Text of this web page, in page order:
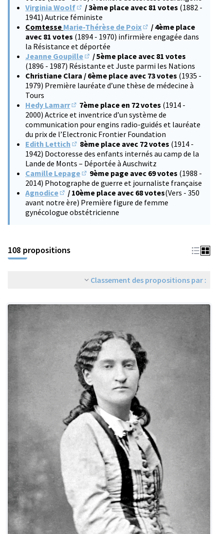
Virginia Woolf
(S'ouvre dans un nouvel onglet)
/ 3ème place avec 81 votes (1882 -
1941) Autrice féministe
Comtesse Marie-Thérèse de Poix
(S'ouvre dans un
/ 4ème place
avec 81 votes (1894 - 1970) infirmière engagée dans
la Résistance et déportée
Jeanne Goupille
(S'ouvre dans un nouvel onglet)
/ 5ème place avec 81 votes
(1896 - 1987) Résistante et Juste parmi les Nations
Christiane Clara / 6ème place avec 73 votes (1935 -
1979) Première lauréate d’une thèse de médecine à
Tours
Hedy Lamarr
(S'ouvre dans un nouvel onglet)
7ème place en 72 votes (1914 -
2000) Actrice et inventrice d’un système de
communication pour engins radio-guidés et lauréate
du prix de l’Electronic Frontier Foundation
Edith Lettich
(S'ouvre dans un nouvel onglet)
8ème place avec 72 votes (1914 -
1942) Doctoresse des enfants internés au camp de la
Lande de Monts – Déportée à Auschwitz
Camille Lepage
(S'ouvre dans un nouvel onglet)
9ème page avec 69 votes (1988 -
2014) Photographe de guerre et journaliste française
Agnodice
(S'ouvre dans un nouvel onglet)
/ 10ème place avec 68 votes(Vers - 350
avant notre ère) Première figure de femme
gynécologue obstétricienne
108 propositions
Classement des propositions par :